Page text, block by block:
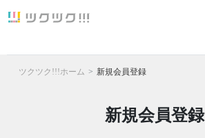
ツクツク!!!ホーム 新規会員登録
新規会員登録